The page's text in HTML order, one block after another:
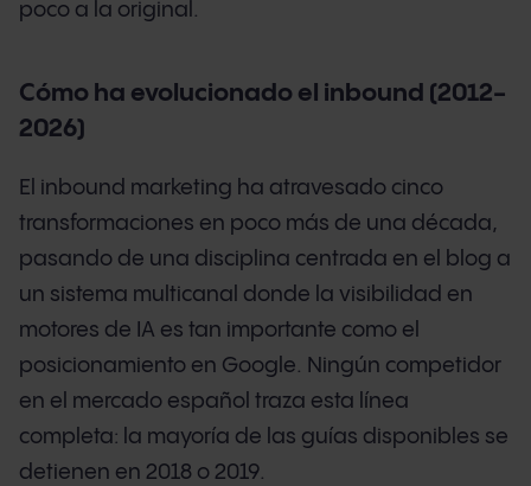
poco a la original.
Cómo ha evolucionado el inbound (2012-
2026)
El inbound marketing ha atravesado cinco
transformaciones en poco más de una década,
pasando de una disciplina centrada en el blog a
un sistema multicanal donde la visibilidad en
motores de IA es tan importante como el
posicionamiento en Google. Ningún competidor
en el mercado español traza esta línea
completa: la mayoría de las guías disponibles se
detienen en 2018 o 2019.